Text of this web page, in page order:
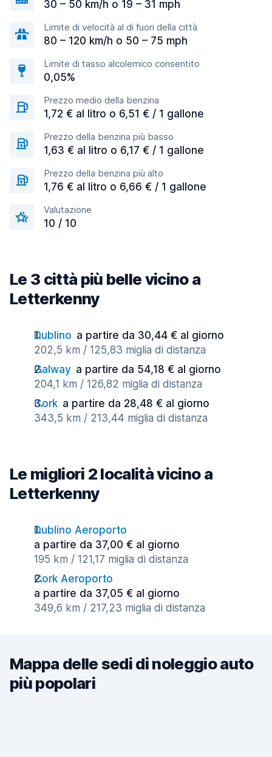
30 – 50 km/h o 19 – 31 mph
Limite di velocità al di fuori della città
80 – 120 km/h o 50 – 75 mph
Limite di tasso alcolemico consentito
0,05%
Prezzo medio della benzina
1,72 € al litro o 6,51 € / 1 gallone
Prezzo della benzina più basso
1,63 € al litro o 6,17 € / 1 gallone
Prezzo della benzina più alto
1,76 € al litro o 6,66 € / 1 gallone
Valutazione
10 / 10
Le 3 città più belle vicino a
Letterkenny
Dublino a partire da 30,44 € al giorno
202,5 km / 125,83 miglia di distanza
Galway a partire da 54,18 € al giorno
204,1 km / 126,82 miglia di distanza
Cork a partire da 28,48 € al giorno
343,5 km / 213,44 miglia di distanza
Le migliori 2 località vicino a
Letterkenny
Dublino Aeroporto
a partire da 37,00 € al giorno
195 km / 121,17 miglia di distanza
Cork Aeroporto
a partire da 37,05 € al giorno
349,6 km / 217,23 miglia di distanza
Mappa delle sedi di noleggio auto
più popolari